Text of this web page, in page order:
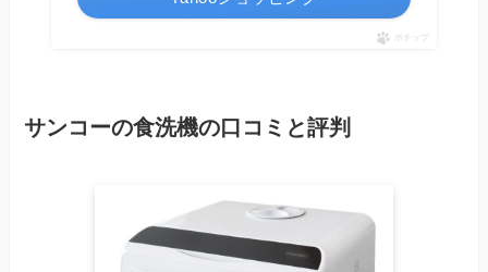
ポチップ
サンコーの食洗機の口コミと評判